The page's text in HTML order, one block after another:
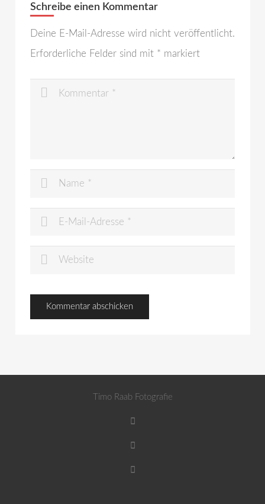
Schreibe einen Kommentar
Deine E-Mail-Adresse wird nicht veröffentlicht.
Erforderliche Felder sind mit * markiert
Timo Raab Fotografie